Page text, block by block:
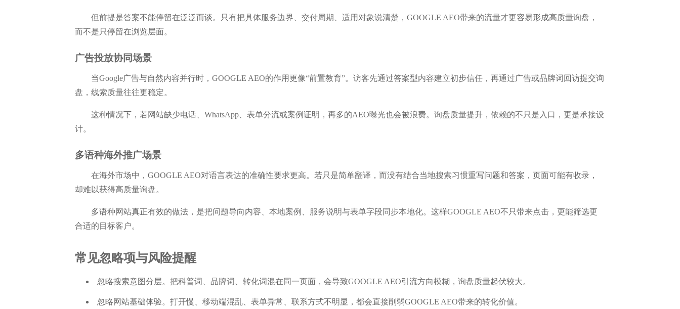
但前提是答案不能停留在泛泛而谈。只有把具体服务边界、交付周期、适用对象说清楚，GOOGLE AEO带来的流量才更容易形成高质量询盘，
而不是只停留在浏览层面。
广告投放协同场景
当Google广告与自然内容并行时，GOOGLE AEO的作用更像“前置教育”。访客先通过答案型内容建立初步信任，再通过广告或品牌词回访提交询
盘，线索质量往往更稳定。
这种情况下，若网站缺少电话、WhatsApp、表单分流或案例证明，再多的AEO曝光也会被浪费。询盘质量提升，依赖的不只是入口，更是承接设
计。
多语种海外推广场景
在海外市场中，GOOGLE AEO对语言表达的准确性要求更高。若只是简单翻译，而没有结合当地搜索习惯重写问题和答案，页面可能有收录，
却难以获得高质量询盘。
多语种网站真正有效的做法，是把问题导向内容、本地案例、服务说明与表单字段同步本地化。这样GOOGLE AEO不只带来点击，更能筛选更
合适的目标客户。
常见忽略项与风险提醒
忽略搜索意图分层。把科普词、品牌词、转化词混在同一页面，会导致GOOGLE AEO引流方向模糊，询盘质量起伏较大。
忽略网站基础体验。打开慢、移动端混乱、表单异常、联系方式不明显，都会直接削弱GOOGLE AEO带来的转化价值。